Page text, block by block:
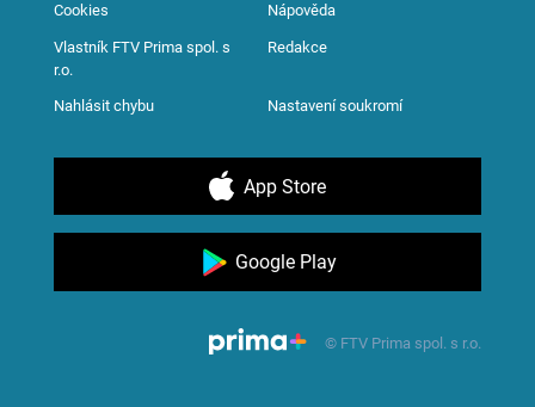
Cookies Nápověda
Vlastník FTV Prima spol. s
r.o.
Redakce
Nahlásit chybu Nastavení soukromí
App Store
Google Play
© FTV Prima spol. s r.o.